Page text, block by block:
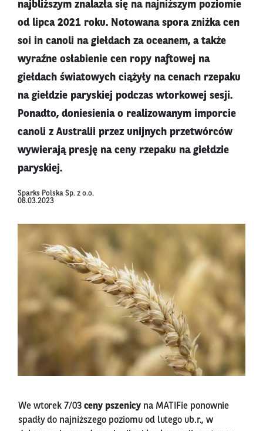
najbliższym znalazła się na najniższym poziomie
od lipca 2021 roku. Notowana spora zniżka cen
soi in canoli na giełdach za oceanem, a także
wyraźne osłabienie cen ropy naftowej na
giełdach światowych ciążyły na cenach rzepaku
na giełdzie paryskiej podczas wtorkowej sesji.
Ponadto, doniesienia o realizowanym imporcie
canoli z Australii przez unijnych przetwórców
wywierają presję na ceny rzepaku na giełdzie
paryskiej.
Sparks Polska Sp. z o.o.
08.03.2023
We wtorek 7/03 ceny pszenicy na MATIFie ponownie
spadły do najniższego poziomu od lutego ub.r., w